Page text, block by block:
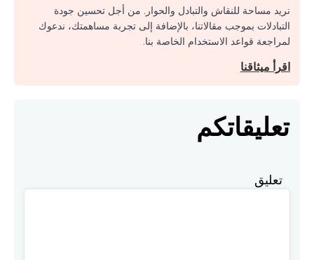
نريد مساحة للنقاش والتبادل والحوار. من أجل تحسين جودة
التبادلات بموجب مقالاتنا، بالإضافة إلى تجربة مساهمتك، ندعوك
لمراجعة قواعد الاستخدام الخاصة بنا.
اقرأ ميثاقنا
تعليقاتكم
تعليق